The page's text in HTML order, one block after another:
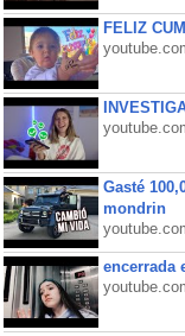
FELIZ
Gasté
mondrin
encerrada